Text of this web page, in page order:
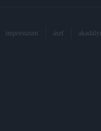
impresszum ászf